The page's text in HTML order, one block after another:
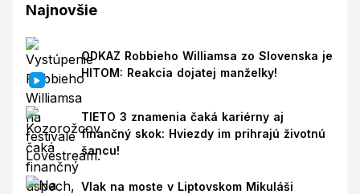
Najnovšie
ODKAZ Robbieho Williamsa zo Slovenska je
HITOM: Reakcia dojatej manželky!
TIETO 3 znamenia čaká kariérny aj
finančný skok: Hviezdy im prihrajú životnú
šancu!
Vlak na moste v Liptovskom Mikuláši